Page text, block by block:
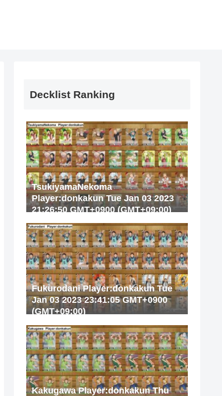
Decklist Ranking
TsukiyamaNekoma
Player:donkakun Tue Jan 03 2023
21:26:50 GMT+0900 (GMT+09:00)
Fukurodani Player:donkakun Tue
Jan 03 2023 23:41:05 GMT+0900
(GMT+09:00)
Kakugawa Player:donkakun Thu